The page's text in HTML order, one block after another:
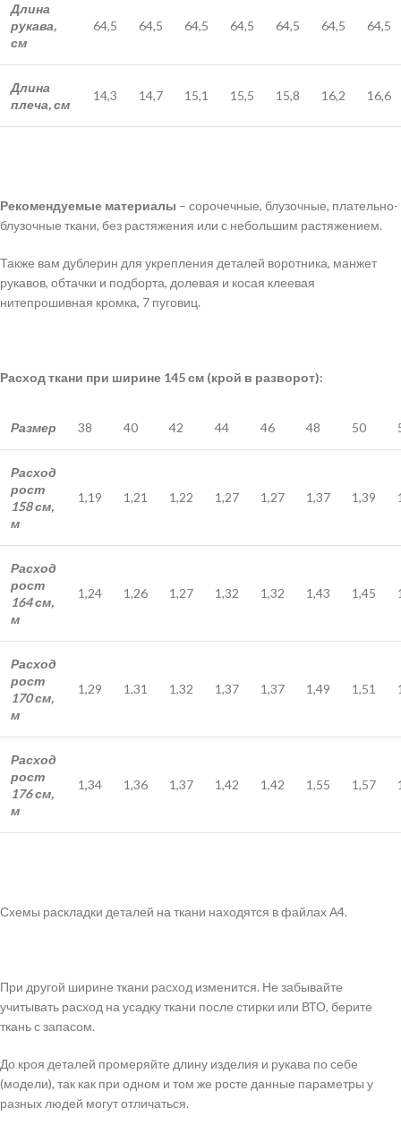
Длина
рукава,
см
64,5 64,5 64,5 64,5 64,5 64,5 64,5
Длина
плеча, см
14,3 14,7 15,1 15,5 15,8 16,2 16,6
Рекомендуемые материалы – сорочечные, блузочные, плательно-
блузочные ткани, без растяжения или с небольшим растяжением.
Также вам дублерин для укрепления деталей воротника, манжет
рукавов, обтачки и подборта, долевая и косая клеевая
нитепрошивная кромка, 7 пуговиц.
Расход ткани при ширине 145 см (крой в разворот):
Размер 38 40 42 44 46 48 50
Расход
рост
158 см,
м
1,19 1,21 1,22 1,27 1,27 1,37 1,39
Расход
рост
164 см,
м
1,24 1,26 1,27 1,32 1,32 1,43 1,45
Расход
рост
170 см,
м
1,29 1,31 1,32 1,37 1,37 1,49 1,51
Расход
рост
176 см,
м
1,34 1,36 1,37 1,42 1,42 1,55 1,57
Схемы раскладки деталей на ткани находятся в файлах А4.
При другой ширине ткани расход изменится. Не забывайте
учитывать расход на усадку ткани после стирки или ВТО, берите
ткань с запасом.
До кроя деталей промеряйте длину изделия и рукава по себе
(модели), так как при одном и том же росте данные параметры у
разных людей могут отличаться.